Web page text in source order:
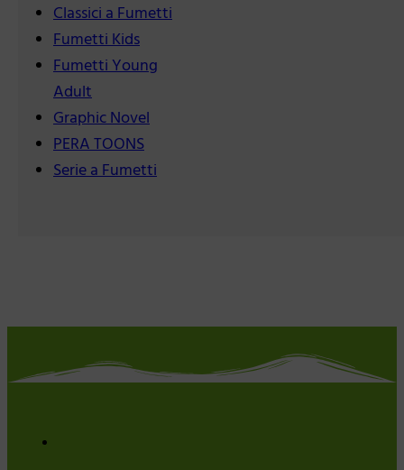
Classici a Fumetti
Fumetti Kids
Fumetti Young
Adult
Graphic Novel
PERA TOONS
Serie a Fumetti